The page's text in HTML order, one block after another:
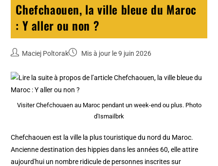
Chefchaouen, la ville bleue du Maroc
: Y aller ou non ?
Maciej Poltorak Mis à jour le 9 juin 2026
Visiter Chefchouaen au Maroc pendant un week-end ou plus. Photo
d'Ismailbrk
Chefchaouen est la ville la plus touristique du nord du Maroc.
Ancienne destination des hippies dans les années 60, elle attire
aujourd'hui un nombre ridicule de personnes inscrites sur